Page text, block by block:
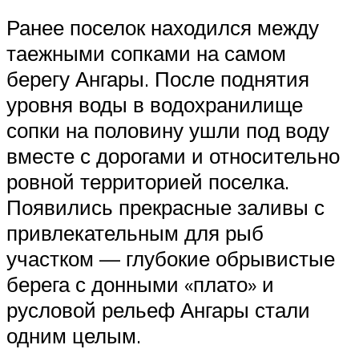
Ранее поселок находился между
таежными сопками на самом
берегу Ангары. После поднятия
уровня воды в водохранилище
сопки на половину ушли под воду
вместе с дорогами и относительно
ровной территорией поселка.
Появились прекрасные заливы с
привлекательным для рыб
участком — глубокие обрывистые
берега с донными «плато» и
русловой рельеф Ангары стали
одним целым.